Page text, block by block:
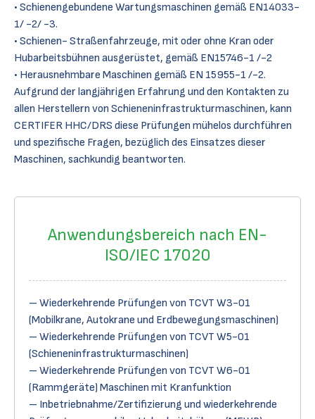
Schienengebundene Wartungsmaschinen gemäß EN14033-
1/ -2/ -3.
Schienen- Straßenfahrzeuge, mit oder ohne Kran oder
Hubarbeitsbühnen ausgerüstet, gemäß EN15746-1 /-2
Herausnehmbare Maschinen gemäß EN 15955-1 /-2.
Aufgrund der langjährigen Erfahrung und den Kontakten zu
allen Herstellern von Schieneninfrastrukturmaschinen, kann
CERTIFER HHC/DRS diese Prüfungen mühelos durchführen
und spezifische Fragen, bezüglich des Einsatzes dieser
Maschinen, sachkundig beantworten.
Anwendungsbereich nach EN-
ISO/IEC 17020
– Wiederkehrende Prüfungen von TCVT W3-01
(Mobilkrane, Autokrane und Erdbewegungsmaschinen)
– Wiederkehrende Prüfungen von TCVT W5-01
(Schieneninfrastrukturmaschinen)
– Wiederkehrende Prüfungen von TCVT W6-01
(Rammgeräte) Maschinen mit Kranfunktion
– Inbetriebnahme/Zertifizierung und wiederkehrende